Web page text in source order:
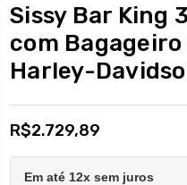
Sissy Bar King
com
Harley-
R$2.729,89
Em até 12x sem juros